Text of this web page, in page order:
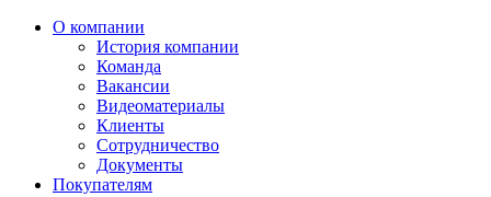
О компании
История компании
Команда
Вакансии
Видеоматериалы
Клиенты
Сотрудничество
Документы
Покупателям